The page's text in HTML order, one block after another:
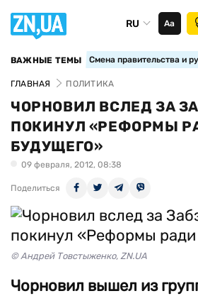
RU Аа
ВАЖНЫЕ ТЕМЫ Смена правительства и
ГЛАВНАЯ ПОЛИТИКА
ЧОРНОВИЛ ВСЛЕД ЗА
ПОКИНУЛ «РЕФОРМЫ
БУДУЩЕГО»
09 февраля, 2012, 08:38
Поделиться
© Андрей Товстыженко, ZN.UA
Чорновил вышел из